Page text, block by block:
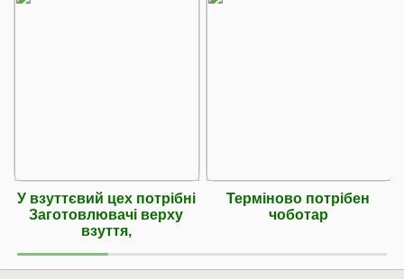
У взуттєвий цех потрібні
Заготовлювачі верху
взуття,
Терміново потрібен
чоботар